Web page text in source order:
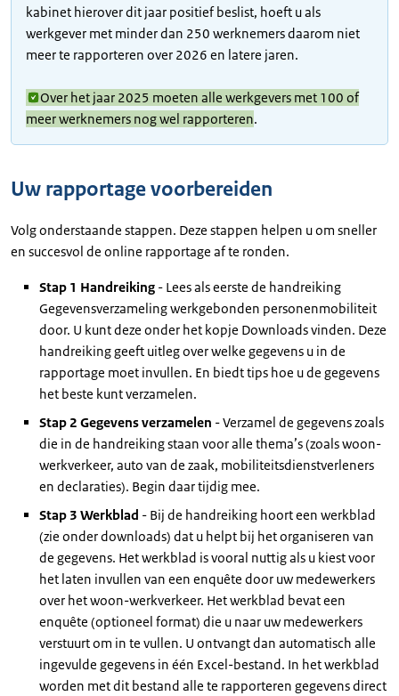
kabinet hierover dit jaar positief beslist, hoeft u als
werkgever met minder dan 250 werknemers daarom niet
meer te rapporteren over 2026 en latere jaren.
Over het jaar 2025 moeten alle werkgevers met 100 of
meer werknemers nog wel rapporteren.
Uw rapportage voorbereiden
Volg onderstaande stappen. Deze stappen helpen u om sneller
en succesvol de online rapportage af te ronden.
Stap 1 Handreiking - Lees als eerste de handreiking
Gegevensverzameling werkgebonden personenmobiliteit
door. U kunt deze onder het kopje Downloads vinden. Deze
handreiking geeft uitleg over welke gegevens u in de
rapportage moet invullen. En biedt tips hoe u de gegevens
het beste kunt verzamelen.
Stap 2 Gegevens verzamelen - Verzamel de gegevens zoals
die in de handreiking staan voor alle thema’s (zoals woon-
werkverkeer, auto van de zaak, mobiliteitsdienstverleners
en declaraties). Begin daar tijdig mee.
Stap 3 Werkblad - Bij de handreiking hoort een werkblad
(zie onder downloads) dat u helpt bij het organiseren van
de gegevens. Het werkblad is vooral nuttig als u kiest voor
het laten invullen van een enquête door uw medewerkers
over het woon-werkverkeer. Het werkblad bevat een
enquête (optioneel format) die u naar uw medewerkers
verstuurt om in te vullen. U ontvangt dan automatisch alle
ingevulde gegevens in één Excel-bestand. In het werkblad
worden met dit bestand alle te rapporteren gegevens direct